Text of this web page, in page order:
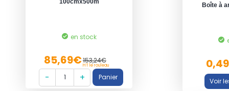
en stock
85,69€153,24€
HT le rouleau
Boîte à